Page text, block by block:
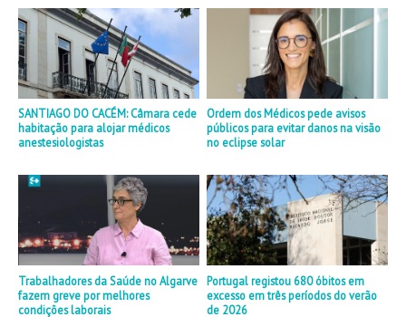
SANTIAGO DO CACÉM: Câmara cede
habitação para alojar médicos
anestesiologistas
Ordem dos Médicos pede avisos
públicos para evitar danos na visão
no eclipse solar
Trabalhadores da Saúde no Algarve
fazem greve por melhores
condições laborais
Portugal registou 680 óbitos em
excesso em três períodos do verão
de 2026